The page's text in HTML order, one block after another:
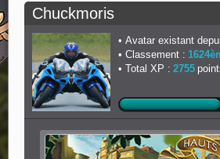
Chuckmoris
Avatar existant
Classement :
Total XP : 2755